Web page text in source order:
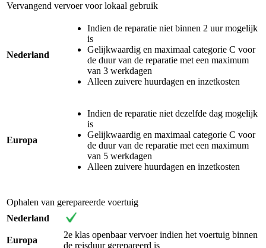
Vervangend vervoer voor lokaal gebruik
Nederland
Indien de reparatie niet binnen 2 uur mogelijk
is
Gelijkwaardig en maximaal categorie C voor
de duur van de reparatie met een maximum
van 3 werkdagen
Alleen zuivere huurdagen en inzetkosten
Europa
Indien de reparatie niet dezelfde dag mogelijk
is
Gelijkwaardig en maximaal categorie C voor
de duur van de reparatie met een maximum
van 5 werkdagen
Alleen zuivere huurdagen en inzetkosten
Ophalen van gerepareerde voertuig
Nederland
Europa
2e klas openbaar vervoer indien het voertuig binnen
de reisduur gerepareerd is